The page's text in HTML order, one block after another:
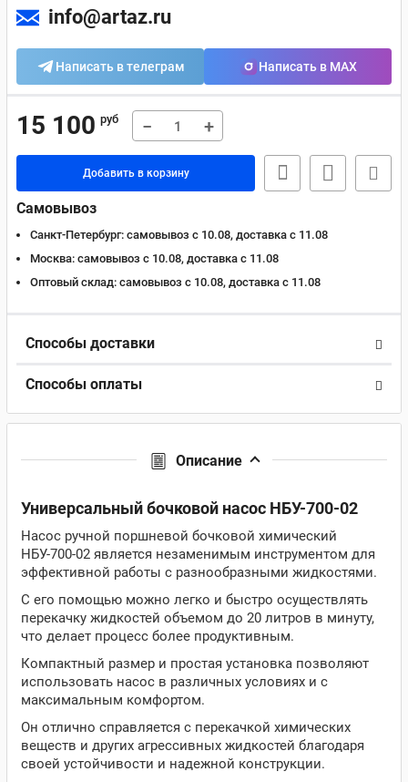
info@artaz.ru
Написать в телеграм Написать в MAX
15 100 руб − +
Добавить в корзину
Самовывоз
Санкт-Петербург: самовывоз с 10.08, доставка c 11.08
Москва: самовывоз с 10.08, доставка c 11.08
Оптовый склад: самовывоз с 10.08, доставка c 11.08
Способы доставки
Способы оплаты
Описание
Универсальный бочковой насос НБУ-700-02
Насос ручной поршневой бочковой химический
НБУ-700-02 является незаменимым инструментом для
эффективной работы с разнообразными жидкостями.
С его помощью можно легко и быстро осуществлять
перекачку жидкостей объемом до 20 литров в минуту,
что делает процесс более продуктивным.
Компактный размер и простая установка позволяют
использовать насос в различных условиях и с
максимальным комфортом.
Он отлично справляется с перекачкой химических
веществ и других агрессивных жидкостей благодаря
своей устойчивости и надежной конструкции.